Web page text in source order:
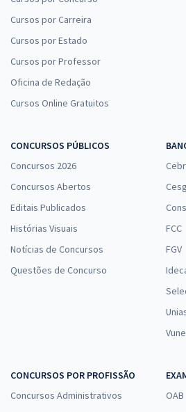
SEDF - Secretaria de Educação do
Professor de Educação
Professor de Educação Básica -
Gestor em Políticas Públicas e Gestão
à vista
R$
Comprar
Língua Portuguesa
R$ 223,84
à vista
Cursos por Carreira
Cursos por Estado
Cursos por Professor
Oficina de Redação
Cursos Online Gratuitos
CONCURSOS PÚBLICOS
Concursos 2026
Concursos Abertos
Editais Publicados
Histórias Visuais
Notícias de Concursos
Questões de Concurso
FCC
FGV
CONCURSOS POR PROFISSÃO
Concursos Administrativos
OAB